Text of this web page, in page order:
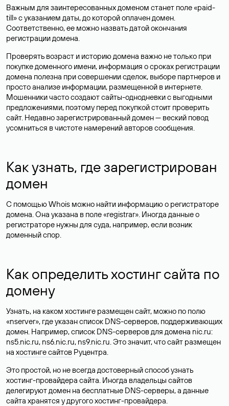
Важным для заинтересованных доменом станет поле «paid-
till» с указанием даты, до которой оплачен домен.
Соответственно, ее можно назвать датой окончания
регистрации домена.
Проверять возраст и историю домена важно не только при
покупке доменного имени, информация о сроках регистрации
домена полезна при совершении сделок, выборе партнеров и
просто анализе информации, размещенной в интернете.
Мошенники часто создают сайты-однодневки с выгодными
предложениями, поэтому перед покупкой стоит проверить
сайт. Недавно зарегистрированный домен — веский повод
усомниться в чистоте намерений авторов сообщения.
Как узнать, где зарегистрирован
домен
С помощью Whois можно найти информацию о регистраторе
домена. Она указана в поле «registrar». Иногда данные о
регистраторе нужны для суда, например, если возник
доменный спор.
Как определить хостинг сайта по
домену
Узнать, на каком хостинге размещен сайт, можно по полю
«nserver», где указан список DNS-серверов, поддерживающих
домен. Например, список DNS-серверов для домена nic.ru:
ns5.nic.ru, ns6.nic.ru, ns9.nic.ru. Это значит, что сайт размещен
на хостинге сайтов Руцентра.
Это простой, но не всегда достоверный способ узнать
хостинг-провайдера сайта. Иногда владельцы сайтов
делегируют домен на бесплатные DNS-серверы, а данные
сайта хранятся у другого хостинг-провайдера.